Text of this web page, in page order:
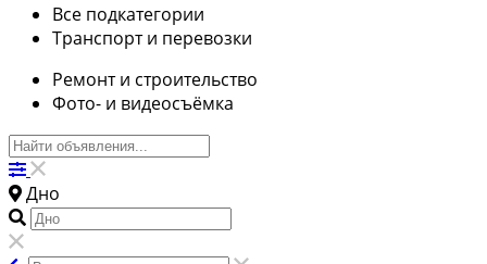
Все подкатегории
Транспорт и перевозки
Ремонт и строительство
Фото- и видеосъёмка
Дно